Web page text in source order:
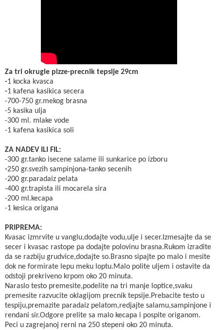
Za tri okrugle pizze-precnik tepsije 29cm
-1 kocka kvasca
-1 kafena kasikica secera
-700-750 gr.mekog brasna
-5 kasika ulja
-300 ml. mlake vode
-1 kafena kasikica soli
ZA NADEV ILI FIL:
-300 gr.tanko isecene salame ili sunkarice po izboru
-250 gr.svezih sampinjona-tanko secenih
-200 gr.paradaiz pelata
-400 gr.trapista ili mocarela sira
-200 ml.kecapa
-1 kesica origana
PRIPREMA:
Kvasac izmrvite u vanglu,dodajte vodu,ulje i secer.Izmesajte da se
secer i kvasac rastope pa dodajte polovinu brasna.Rukom izradite
da se razbiju grudvice,dodajte so.Brasno sipajte po malo i mesite
dok ne formirate lepu meku loptu.Malo polite uljem i ostavite da
odstoji prekriveno krpom oko 20 minuta.
Naraslo testo premesite,podelite na tri manje loptice,svaku
premesite razvucite oklagijom precnik tepsije.Prebacite testo u
tespiju,premazite paradaiz pelatom,redjajte salamu,sampinjone i
rendani sir.Odgore prelite sa malo kecapa i pospite origanom.
Peci u zagrejanoj rerni na 250 stepeni oko 20 minuta.